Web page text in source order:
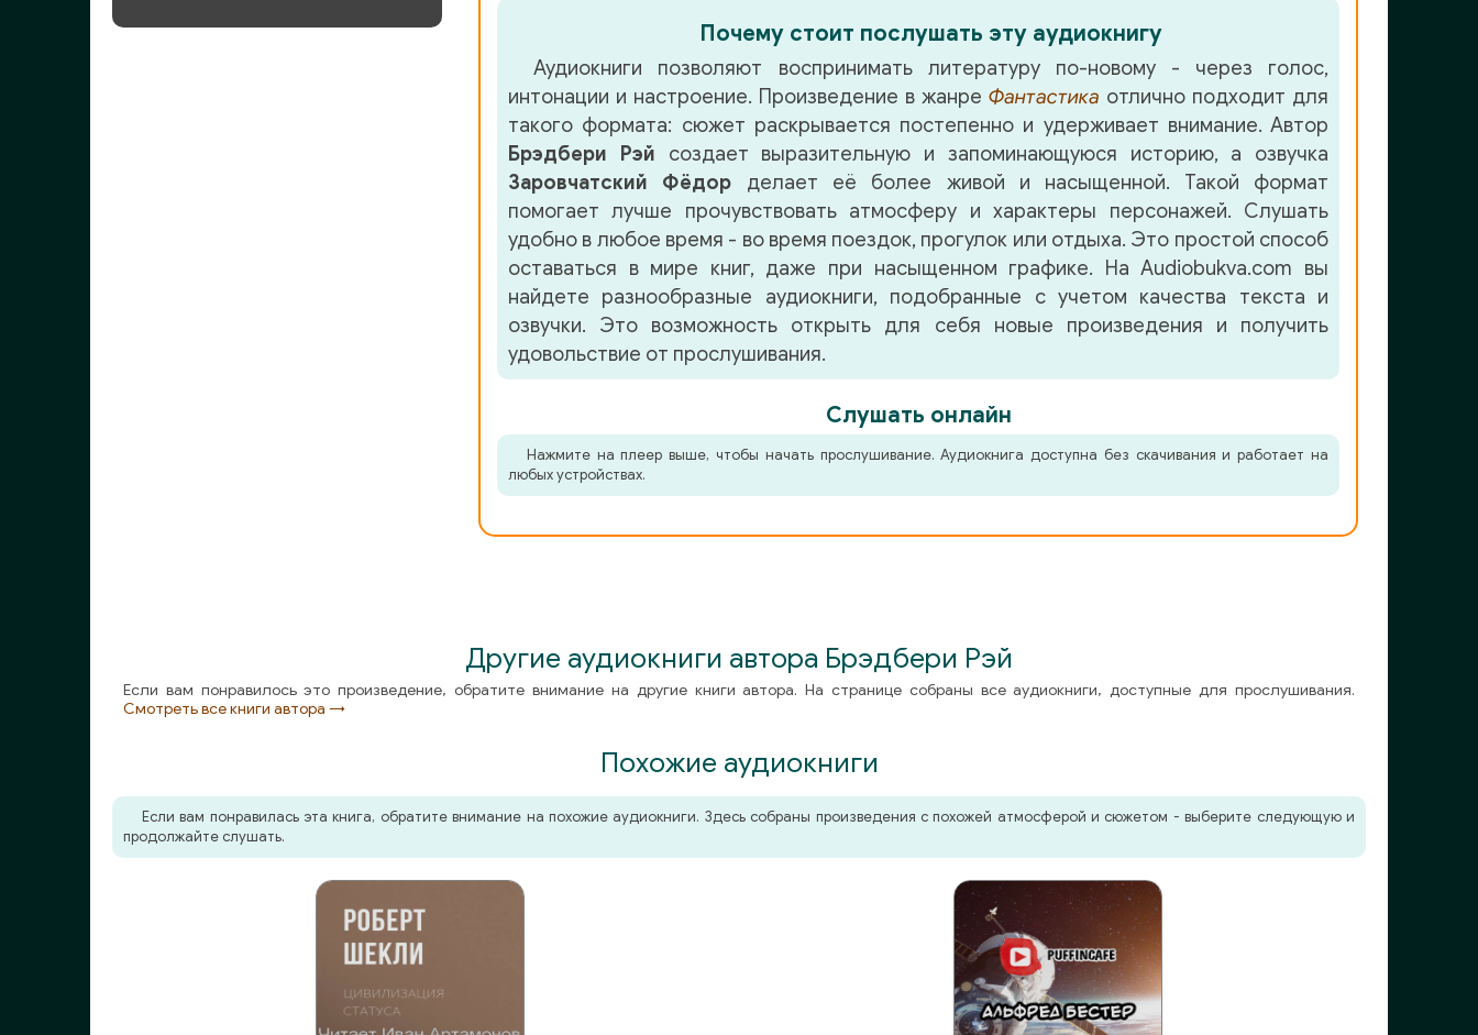
Почему стоит послушать эту аудиокнигу
Аудиокниги позволяют воспринимать литературу по-новому - через голос,
интонации и настроение. Произведение в жанре Фантастика отлично подходит для
такого формата: сюжет раскрывается постепенно и удерживает внимание. Автор
Брэдбери Рэй создает выразительную и запоминающуюся историю, а озвучка
Заровчатский Фёдор делает её более живой и насыщенной. Такой формат
помогает лучше прочувствовать атмосферу и характеры персонажей. Слушать
удобно в любое время - во время поездок, прогулок или отдыха. Это простой способ
оставаться в мире книг, даже при насыщенном графике. На Audiobukva.com вы
найдете разнообразные аудиокниги, подобранные с учетом качества текста и
озвучки. Это возможность открыть для себя новые произведения и получить
удовольствие от прослушивания.
Слушать онлайн
Нажмите на плеер выше, чтобы начать прослушивание. Аудиокнига доступна без скачивания и работает на
любых устройствах.
Другие аудиокниги автора Брэдбери Рэй
Если вам понравилось это произведение, обратите внимание на другие книги автора. На странице собраны все аудиокниги, доступные для прослушивания.
Смотреть все книги автора →
Похожие аудиокниги
Если вам понравилась эта книга, обратите внимание на похожие аудиокниги. Здесь собраны произведения с похожей атмосферой и сюжетом - выберите следующую и
продолжайте слушать.